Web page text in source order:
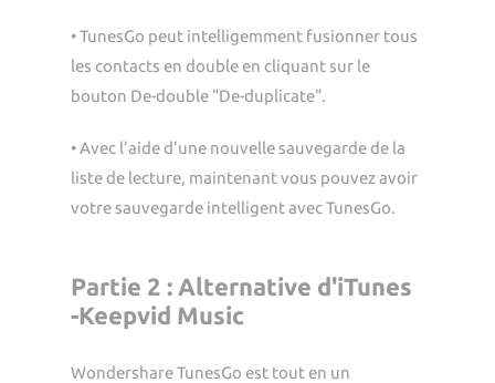
• TunesGo peut intelligemment fusionner tous
les contacts en double en cliquant sur le
bouton De-double "De-duplicate".
• Avec l'aide d'une nouvelle sauvegarde de la
liste de lecture, maintenant vous pouvez avoir
votre sauvegarde intelligent avec TunesGo.
Partie 2 : Alternative d'iTunes
-Keepvid Music
Wondershare TunesGo est tout en un